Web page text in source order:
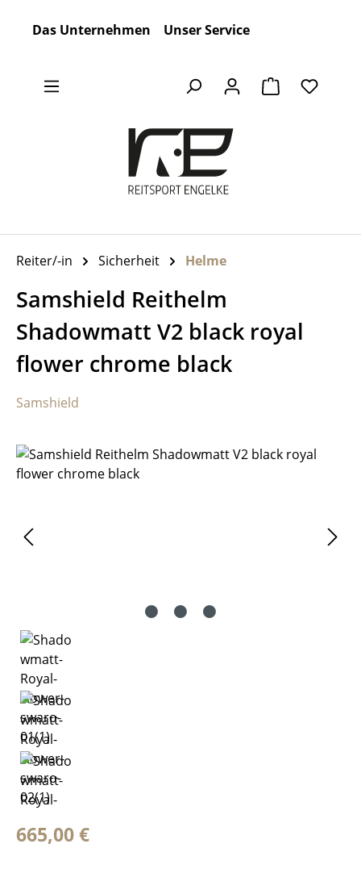
Das Unternehmen Unser Service
Warenkorb
Reiter/-in Sicherheit Helme
Samshield Reithelm
Shadowmatt V2 black royal
flower chrome black
Samshield
Bildergalerie überspringen
Regulärer Preis:
665,00 €